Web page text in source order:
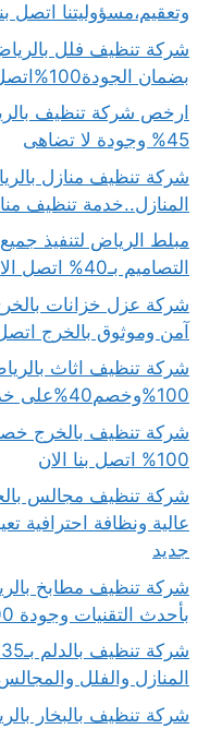
وتعقيم،مسؤوليتنا اتصل
بضمان الجودة100%اتصل الان
ارخص شركة تنظيف
45% وجودة لا تضاهى
المنازل..خدمة تنظيف منازل24 ساعة
مبلط الرياض لتنفيذ
التصاميم بـ40% اتصل الان
آمن وموثوق بالخرج اتصل
شركة تنظيف اثاث
100%وخصم40%على خدمات التنظيف والتعقيم
100% اتصل بنا الان
عالية ونظافة احترافية
جديد
بأحدث التقنيات وجودة 100% اتصل الان
المنازل والفلل
شركة تنظيف بالبخار